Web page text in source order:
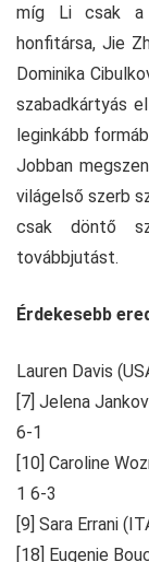
míg Li csak a
honfitársa, Jie
Dominika
szabadkártyás
leginkább
Jobban
világelső szerb
csak döntő
továbbjutást.
Érdekesebb
Lauren Davis
[7] Jelena
6-1
[10] Caroline
1 6-3
[9] Sara Errani
[18] Eugenie